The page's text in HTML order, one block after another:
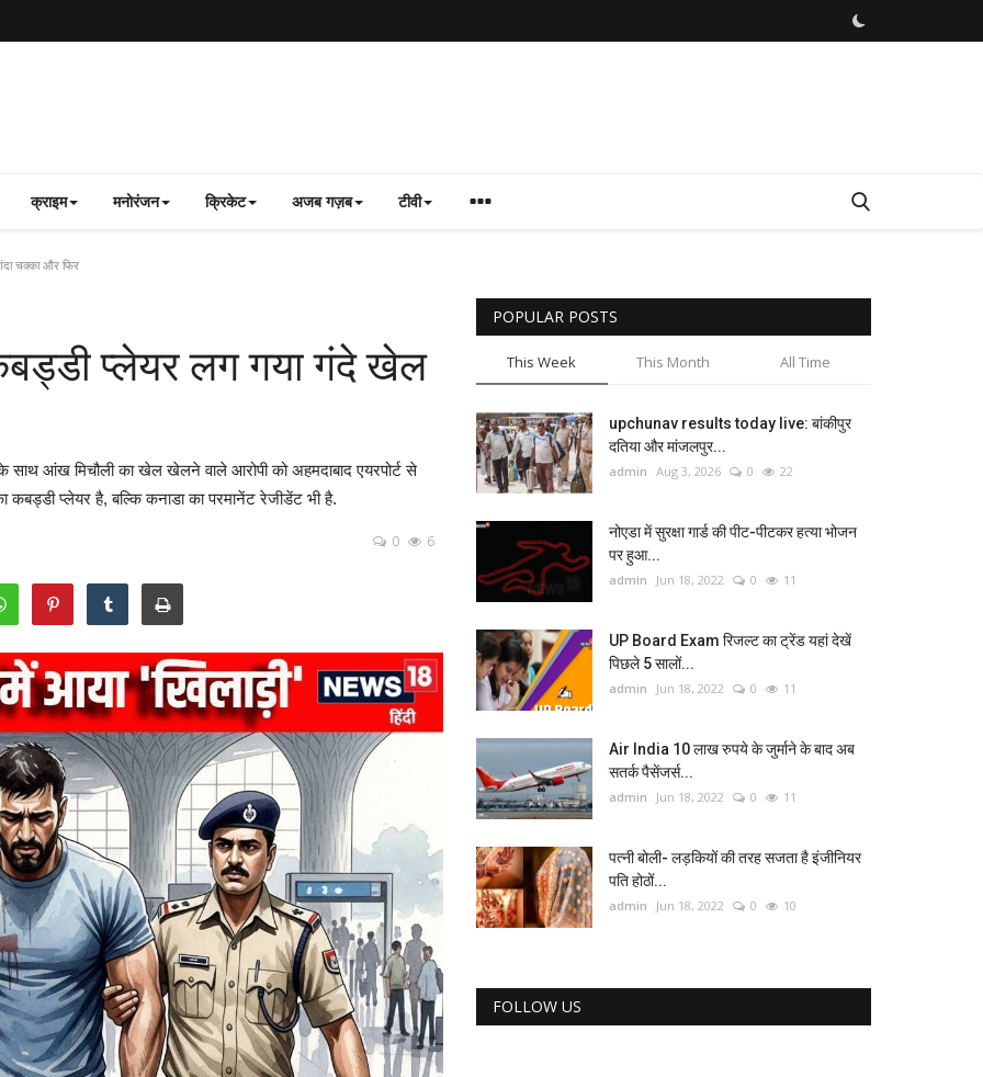
क्राइम मनोरंजन क्रिकेट अजब गज़ब टीवी
चक्‍का और फिर
प्लेयर लग गया गंदे खेल
आंख मिचौली का खेल खेलने वाले आरोपी को अहमदाबाद एयरपोर्ट से
कबड्डी प्‍लेयर है, बल्कि कनाडा का परमानेंट रेजीडेंट भी है.
0 6
POPULAR POSTS
This Week This Month All Time
upchunav results today live: बांकीपुर
दतिया और मांजलपुर...
admin Aug 3, 2026 0 22
नोएडा में सुरक्षा गार्ड की पीट-पीटकर हत्या भोजन
पर हुआ...
admin Jun 18, 2022 0 11
UP Board Exam रिजल्ट का ट्रेंड यहां देखें
पिछले 5 सालों...
admin Jun 18, 2022 0 11
Air India 10 लाख रुपये के जुर्माने के बाद अब
सतर्क पैसेंजर्स...
admin Jun 18, 2022 0 11
पत्नी बोली- लड़कियों की तरह सजता है इंजीनियर
पति होठों...
admin Jun 18, 2022 0 10
FOLLOW US